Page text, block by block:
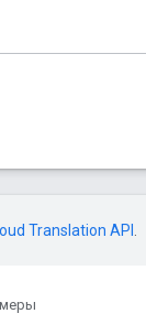
Translation API